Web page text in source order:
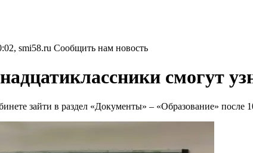
smi58.ru Сообщить нам новость
смогут
зайти в раздел «Документы» – «Образование» после